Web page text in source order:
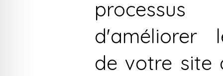
d'améliorer
de votre site